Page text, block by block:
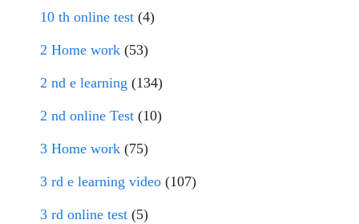
10 th online test (4)
2 Home work (53)
2 nd e learning (134)
2 nd online Test (10)
3 Home work (75)
3 rd e learning video (107)
3 rd online test (5)